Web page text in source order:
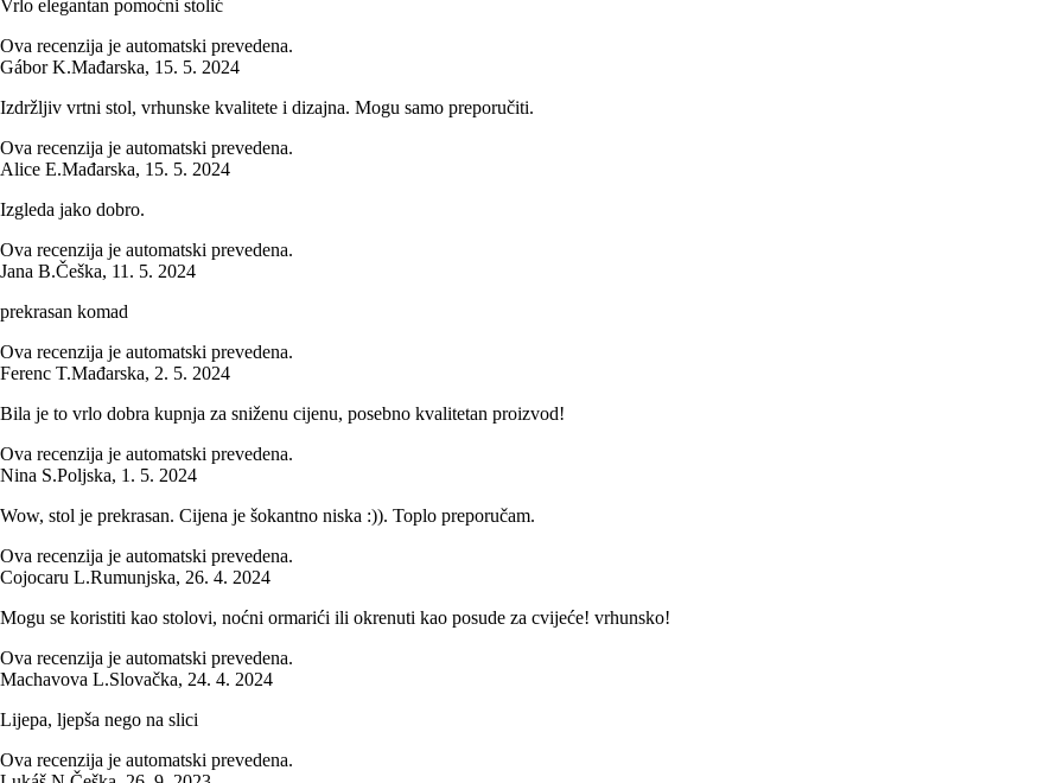
Vrlo elegantan pomoćni stolić
Ova recenzija je automatski prevedena.
Gábor K.Mađarska, 15. 5. 2024
Izdržljiv vrtni stol, vrhunske kvalitete i dizajna. Mogu samo preporučiti.
Ova recenzija je automatski prevedena.
Alice E.Mađarska, 15. 5. 2024
Izgleda jako dobro.
Ova recenzija je automatski prevedena.
Jana B.Češka, 11. 5. 2024
prekrasan komad
Ova recenzija je automatski prevedena.
Ferenc T.Mađarska, 2. 5. 2024
Bila je to vrlo dobra kupnja za sniženu cijenu, posebno kvalitetan proizvod!
Ova recenzija je automatski prevedena.
Nina S.Poljska, 1. 5. 2024
Wow, stol je prekrasan. Cijena je šokantno niska :)). Toplo preporučam.
Ova recenzija je automatski prevedena.
Cojocaru L.Rumunjska, 26. 4. 2024
Mogu se koristiti kao stolovi, noćni ormarići ili okrenuti kao posude za cvijeće! vrhunsko!
Ova recenzija je automatski prevedena.
Machavova L.Slovačka, 24. 4. 2024
Lijepa, ljepša nego na slici
Ova recenzija je automatski prevedena.